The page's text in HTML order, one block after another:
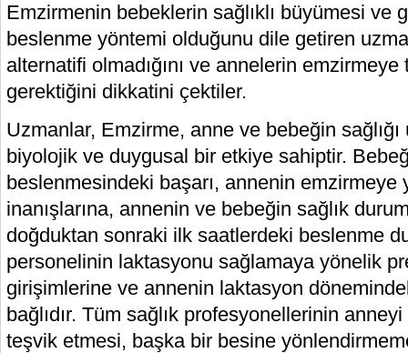
Emzirmenin bebeklerin sağlıklı büyümesi ve
beslenme yöntemi olduğunu dile getiren
alternatifi olmadığını ve annelerin
gerektiğini dikkatini çektiler.
Uzmanlar, Emzirme, anne ve bebeğin
biyolojik ve duygusal bir etkiye sahiptir.
beslenmesindeki başarı, annenin emzirmeye
inanışlarına, annenin ve bebeğin sağlık
doğduktan sonraki ilk saatlerdeki beslenme
personelinin laktasyonu sağlamaya yönelik
girişimlerine ve annenin laktasyon
bağlıdır. Tüm sağlık profesyonellerinin
teşvik etmesi, başka bir besine